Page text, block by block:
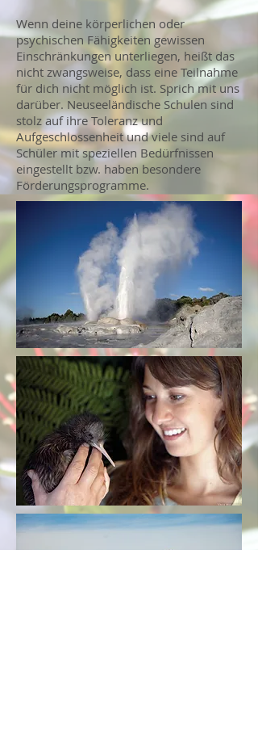
Wenn deine körperlichen oder
psychischen Fähigkeiten gewissen
Einschränkungen unterliegen, heißt das
nicht zwangsweise, dass eine Teilnahme
für dich nicht möglich ist. Sprich mit uns
darüber. Neuseeländische Schulen sind
stolz auf ihre Toleranz und
Aufgeschlossenheit und viele sind auf
Schüler mit speziellen Bedürfnissen
eingestellt bzw. haben besondere
Förderungsprogramme.